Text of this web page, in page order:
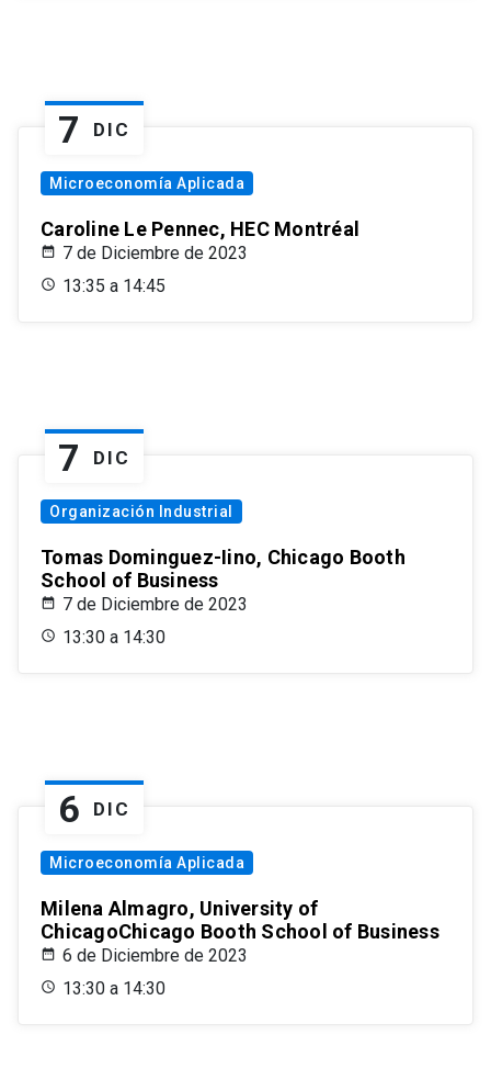
7 DIC
Microeconomía Aplicada
Caroline Le Pennec, HEC Montréal
7 de Diciembre de 2023
13:35 a 14:45
7 DIC
Organización Industrial
Tomas Dominguez-Iino, Chicago Booth
School of Business
7 de Diciembre de 2023
13:30 a 14:30
6 DIC
Microeconomía Aplicada
Milena Almagro, University of
ChicagoChicago Booth School of Business
6 de Diciembre de 2023
13:30 a 14:30